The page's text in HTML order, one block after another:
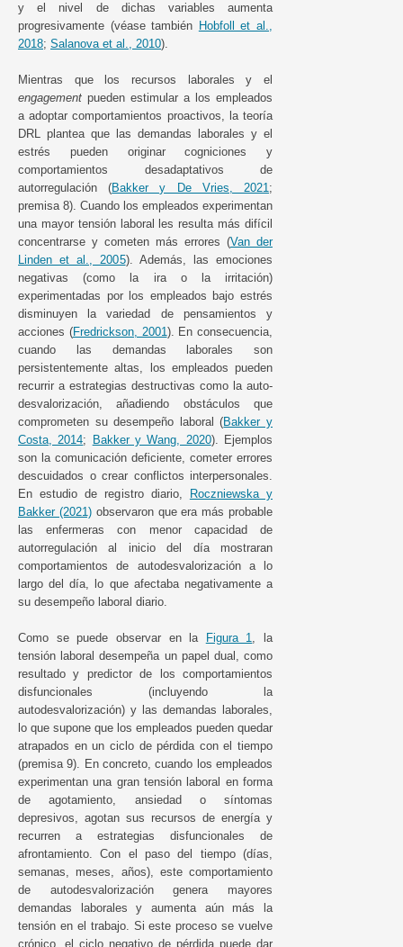
y el nivel de dichas variables aumenta
progresivamente (véase también Hobfoll et al.,
2018; Salanova et al., 2010).
Mientras que los recursos laborales y el
engagement pueden estimular a los empleados
a adoptar comportamientos proactivos, la teoría
DRL plantea que las demandas laborales y el
estrés pueden originar cogniciones y
comportamientos desadaptativos de
autorregulación (Bakker y De Vries, 2021;
premisa 8). Cuando los empleados experimentan
una mayor tensión laboral les resulta más difícil
concentrarse y cometen más errores (Van der
Linden et al., 2005). Además, las emociones
negativas (como la ira o la irritación)
experimentadas por los empleados bajo estrés
disminuyen la variedad de pensamientos y
acciones (Fredrickson, 2001). En consecuencia,
cuando las demandas laborales son
persistentemente altas, los empleados pueden
recurrir a estrategias destructivas como la auto-
desvalorización, añadiendo obstáculos que
comprometen su desempeño laboral (Bakker y
Costa, 2014; Bakker y Wang, 2020). Ejemplos
son la comunicación deficiente, cometer errores
descuidados o crear conflictos interpersonales.
En estudio de registro diario,
Roczniewska y
Bakker (2021)observaron que era más probable
las enfermeras con menor capacidad de
autorregulación al inicio del día mostraran
comportamientos de autodesvalorización a lo
largo del día, lo que afectaba negativamente a
su desempeño laboral diario.
Como se puede observar en la Figura 1, la
tensión laboral desempeña un papel dual, como
resultado y predictor de los comportamientos
disfuncionales (incluyendo la
autodesvalorización) y las demandas laborales,
lo que supone que los empleados pueden quedar
atrapados en un ciclo de pérdida con el tiempo
(premisa 9). En concreto, cuando los empleados
experimentan una gran tensión laboral en forma
de agotamiento, ansiedad o síntomas
depresivos, agotan sus recursos de energía y
recurren a estrategias disfuncionales de
afrontamiento. Con el paso del tiempo (días,
semanas, meses, años), este comportamiento
de autodesvalorización genera mayores
demandas laborales y aumenta aún más la
tensión en el trabajo. Si este proceso se vuelve
crónico, el ciclo negativo de pérdida puede dar